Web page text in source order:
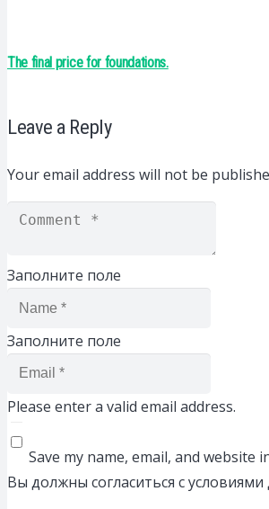
The final price for foundations.
Leave a Reply
Your email address will not be
Заполните поле
Заполните поле
Please enter a valid email address.
Save my name, email, and
Вы должны согласиться с